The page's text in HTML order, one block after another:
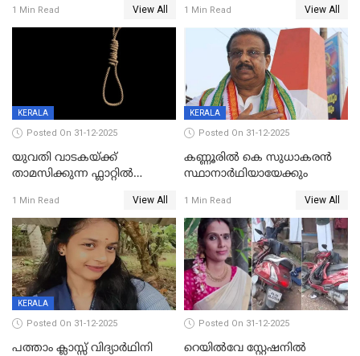
വധശ്രമക്കേസ് പ്രതി പിടിയിൽ
1 Min Read View All 1 Min Read View All
KERALA
Posted On 31-12-2025
യുവതി വാടകയ്ക്ക്
താമസിക്കുന്ന ഫ്ലാറ്റില്‍
സംഭവം കൈതപ്പൊയിലില്‍
1 Min Read View All
KERALA
Posted On 31-12-2025
കണ്ണൂരിൽ കെ സുധാകരൻ
സ്ഥാനാർഥിയായേക്കും
1 Min Read View All
KERALA
Posted On 31-12-2025
പത്താം ക്ലാസ്സ് വിദ്യാര്‍ഥിനി
Posted On 31-12-2025
റെയിൽവേ സ്റ്റേഷനിൽ